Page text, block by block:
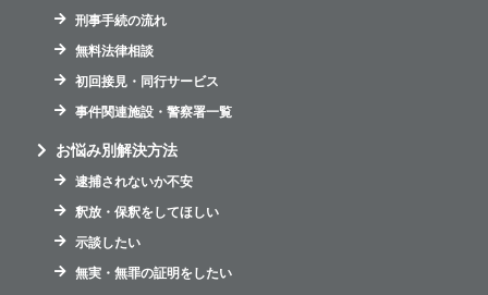
刑事手続の流れ
無料法律相談
初回接見・同行サービス
事件関連施設・警察署一覧
お悩み別解決方法
逮捕されないか不安
釈放・保釈をしてほしい
示談したい
無実・無罪の証明をしたい